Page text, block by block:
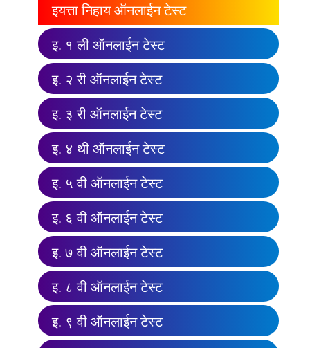
इयत्ता निहाय ऑनलाईन टेस्ट
इ. १ ली ऑनलाईन टेस्ट
इ. २ री ऑनलाईन टेस्ट
इ. ३ री ऑनलाईन टेस्ट
इ. ४ थी ऑनलाईन टेस्ट
इ. ५ वी ऑनलाईन टेस्ट
इ. ६ वी ऑनलाईन टेस्ट
इ. ७ वी ऑनलाईन टेस्ट
इ. ८ वी ऑनलाईन टेस्ट
इ. ९ वी ऑनलाईन टेस्ट